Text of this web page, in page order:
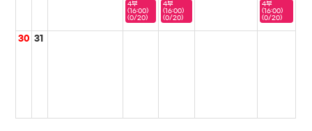
4부
(16:00)
(0/20)
4부
(16:00)
(0/20)
4부
(16:00)
(0/20)
30 31